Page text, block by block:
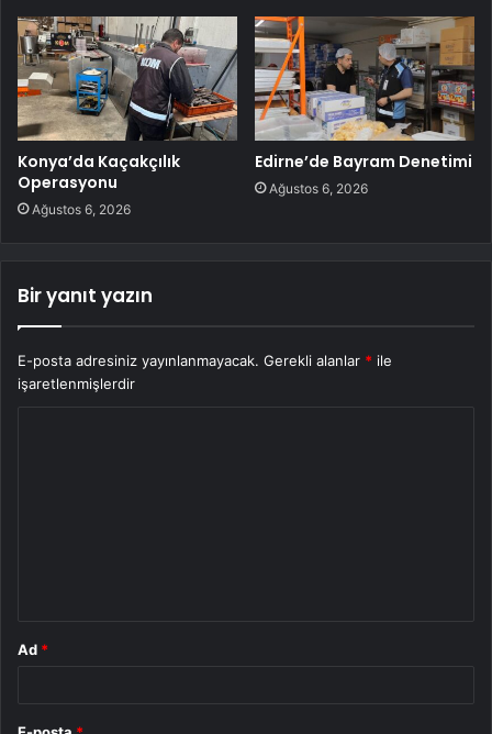
Konya’da Kaçakçılık
Operasyonu
Ağustos 6, 2026
Edirne’de Bayram Denetimi
Ağustos 6, 2026
Bir yanıt yazın
E-posta adresiniz yayınlanmayacak. Gerekli alanlar * ile
işaretlenmişlerdir
Ad *